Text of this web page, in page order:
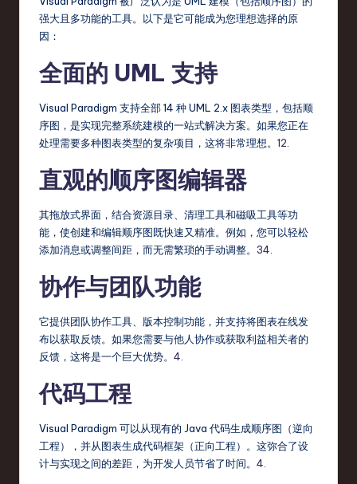
强大且多功能的工具。以下是它可能成为您理想选择的原
因：
全面的 UML 支持
Visual Paradigm 支持全部 14 种 UML 2.x 图表类型，包括顺
序图，是实现完整系统建模的一站式解决方案。如果您正在
处理需要多种图表类型的复杂项目，这将非常理想。 12
直观的顺序图编辑器
其拖放式界面，结合资源目录、清理工具和磁吸工具等功
能，使创建和编辑顺序图既快速又精准。例如，您可以轻松
添加消息或调整间距，而无需繁琐的手动调整。 34
协作与团队功能
它提供团队协作工具、版本控制功能，并支持将图表在线发
布以获取反馈。如果您需要与他人协作或获取利益相关者的
反馈，这将是一个巨大优势。 4
代码工程
Visual Paradigm 可以从现有的 Java 代码生成顺序图（逆向
工程），并从图表生成代码框架（正向工程）。这弥合了设
计与实现之间的差距，为开发人员节省了时间。 4